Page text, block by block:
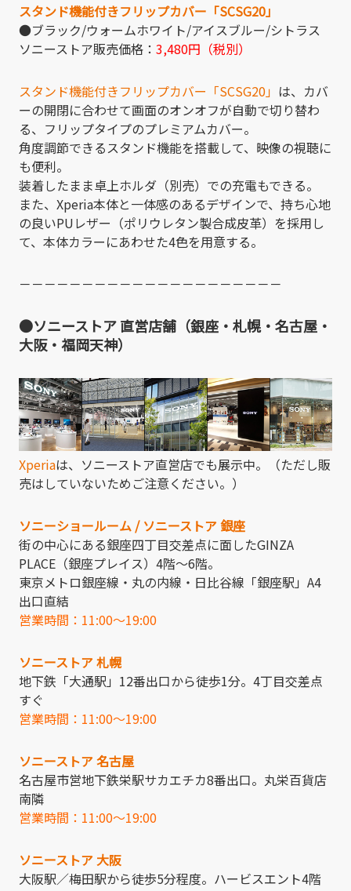
スタンド機能付きフリップカバー「SCSG20」
●ブラック/ウォームホワイト/アイスブルー/シトラス
ソニーストア販売価格： 3,480円（税別）
スタンド機能付きフリップカバー「SCSG20」 は、カバ
ーの開閉に合わせて画面のオンオフが自動で切り替わ
る、フリップタイプのプレミアムカバー。
角度調節できるスタンド機能を搭載して、映像の視聴に
も便利。
装着したまま卓上ホルダ（別売）での充電もできる。
また、Xperia本体と一体感のあるデザインで、持ち心地
の良いPUレザー（ポリウレタン製合成皮革）を採用し
て、本体カラーにあわせた4色を用意する。
－－－－－－－－－－－－－－－－－－－－－
●ソニーストア 直営店舗（銀座・札幌・名古屋・
大阪・福岡天神）
Xperiaは、ソニーストア直営店でも展示中。（ただし販
売はしていないためご注意ください。）
ソニーショールーム / ソニーストア 銀座
街の中心にある銀座四丁目交差点に面したGINZA
PLACE（銀座プレイス）4階～6階。
東京メトロ銀座線・丸の内線・日比谷線「銀座駅」A4
出口直結
営業時間：11:00～19:00
ソニーストア 札幌
地下鉄「大通駅」12番出口から徒歩1分。4丁目交差点
すぐ
営業時間：11:00～19:00
ソニーストア 名古屋
名古屋市営地下鉄栄駅サカエチカ8番出口。丸栄百貨店
南隣
営業時間：11:00～19:00
ソニーストア 大阪
大阪駅／梅田駅から徒歩5分程度。ハービスエント4階